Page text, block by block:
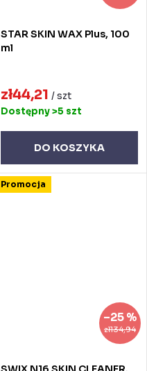
STAR SKIN WAX Plus, 100
ml
zł44,21 / szt
Dostępny>5 szt
DO KOSZYKA
Promocja
zł134,94
–25 %